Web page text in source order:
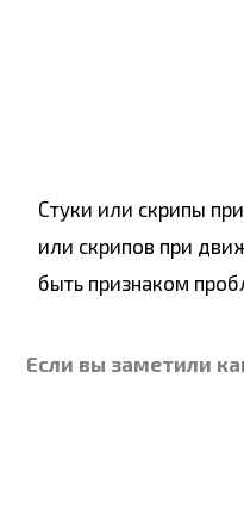
Стуки или скрипы
или скрипов при
быть признаком
Если вы заметили